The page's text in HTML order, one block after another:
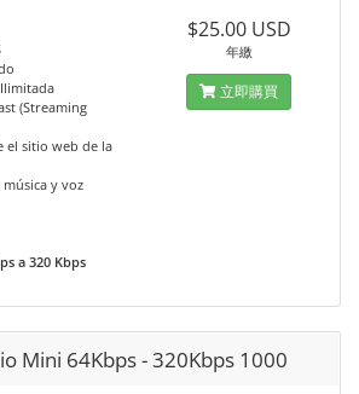
(Streaming
el sitio web de la
y voz
a 320 Kbps
$25.00 USD
年繳
立即購買
Mini 64Kbps - 320Kbps 1000